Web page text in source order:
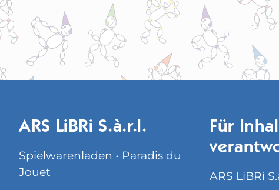
ARS LiBRi S.à.r.l.
Spielwarenladen • Paradis du
Jouet
Für
ARS LiBRi